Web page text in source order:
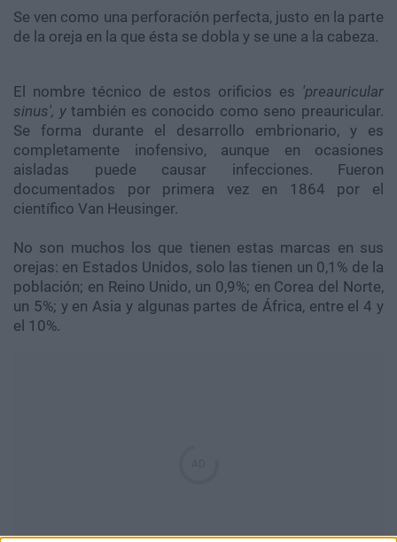
Se ven como una perforación perfecta, justo en la parte
de la oreja en la que ésta se dobla y se une a la cabeza.
El nombre técnico de estos orificios es 'preauricular
sinus', ytambién es conocido como seno preauricular.
Se forma durante el desarrollo embrionario, y es
completamente inofensivo, aunque en ocasiones
aisladas puede causar infecciones. Fueron
documentados por primera vez en 1864 por el
científico Van Heusinger.
No son muchos los que tienen estas marcas en sus
orejas: en Estados Unidos, solo las tienen un 0,1% de la
población; en Reino Unido, un 0,9%; en Corea del Norte,
un 5%; y en Asia y algunas partes de África, entre el 4 y
el 10%.